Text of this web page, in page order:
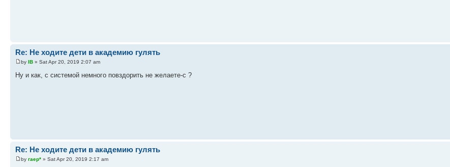
Re: Не ходите дети в академию гулять
by IB » Sat Apr 20, 2019 2:07 am
Ну и как, с системой немного повздорить не желаете-с ?
Re: Не ходите дети в академию гулять
by гаер* » Sat Apr 20, 2019 2:17 am